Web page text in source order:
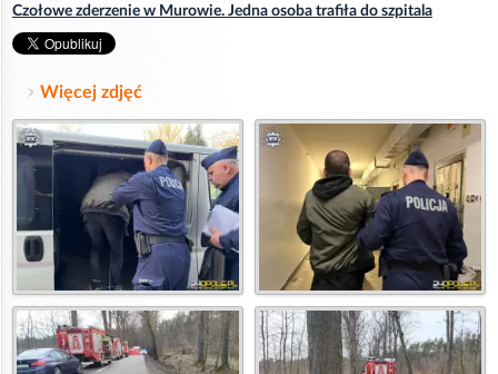
Czołowe zderzenie w Murowie. Jedna osoba trafiła do szpitala
Więcej zdjęć